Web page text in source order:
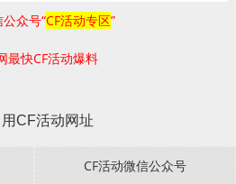
众号“CF活动专区”
最快CF活动爆料
CF活动网址
CF活动微信公众号